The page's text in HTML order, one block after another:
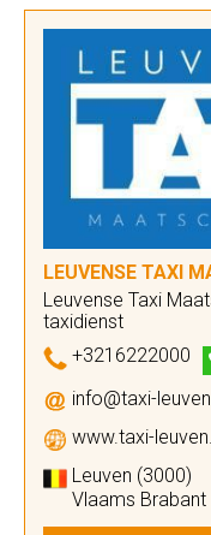
LEUVENSE TAXI
Leuvense Taxi
taxidienst
+3216222000
info@taxi-
www.taxi-
Leuven (3000)
Vlaams Brabant